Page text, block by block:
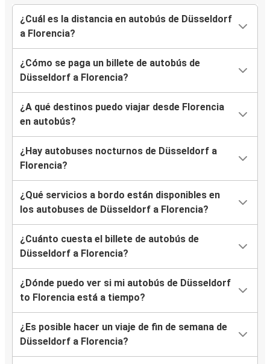
¿Cuál es la distancia en autobús de Düsseldorf
a Florencia?
¿Cómo se paga un billete de autobús de
Düsseldorf a Florencia?
¿A qué destinos puedo viajar desde Florencia
en autobús?
¿Hay autobuses nocturnos de Düsseldorf a
Florencia?
¿Qué servicios a bordo están disponibles en
los autobuses de Düsseldorf a Florencia?
¿Cuánto cuesta el billete de autobús de
Düsseldorf a Florencia?
¿Dónde puedo ver si mi autobús de Düsseldorf
to Florencia está a tiempo?
¿Es posible hacer un viaje de fin de semana de
Düsseldorf a Florencia?